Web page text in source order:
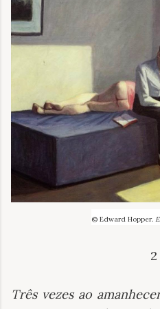
© Edward Hopper.
2
Três vezes ao